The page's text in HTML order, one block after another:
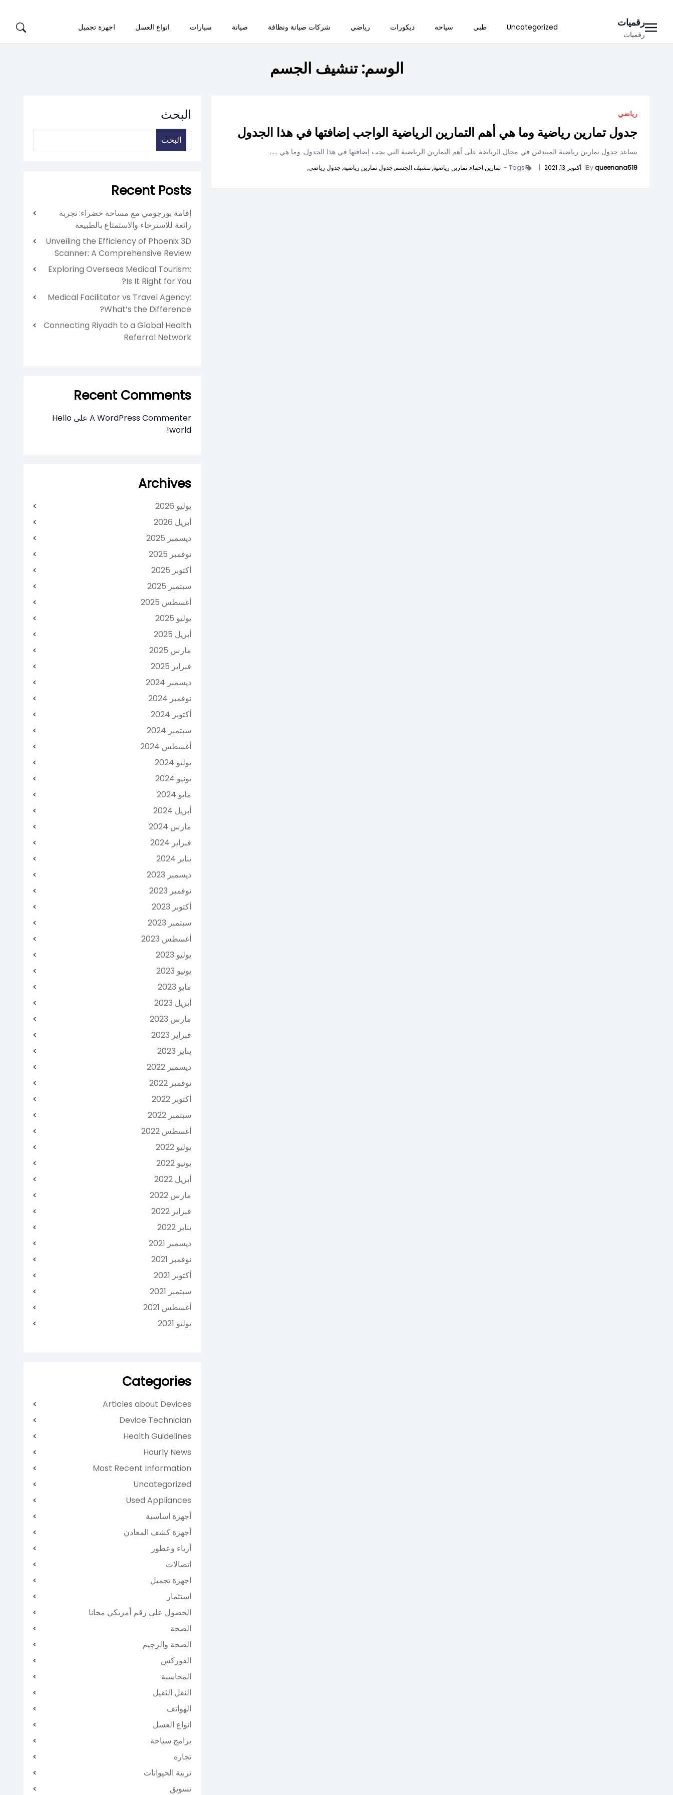
content
رقميات
رقميات
Uncategorized طبي سياحه ديكورات رياضي شركات صيانة ونظافة صيانة سيارات انواع العسل اجهزة تجميل
الوسم:تنشيف الجسم
رياضي
جدول تمارين رياضية وما هي أهم التمارين الرياضية الواجب إضافتها في هذا الجدول
يساعد جدول تمارين رياضية المبتدئين في مجال الرياضة على أهم التمارين الرياضية التي يجب إضافتها في هذا الجدول. وما هي .....
Byqueenana519
| أكتوبر 13, 2021 |
Tags - تمارين احماء,تمارين رياضية,تنشيف الجسم,جدول تمارين رياضية,جدول رياضي,
البحث
البحث
Recent Posts
إقامة بورجومي مع مساحة خضراء: تجربة
رائعة للاسترخاء والاستمتاع بالطبيعة
Unveiling the Efficiency of Phoenix 3D
Scanner: A Comprehensive Review
Exploring Overseas Medical Tourism:
Is It Right for You?
Medical Facilitator vs Travel Agency:
What’s the Difference?
Connecting Riyadh to a Global Health
Referral Network
Recent Comments
A WordPress Commenter على Hello
world!
Archives
يوليو 2026
أبريل 2026
ديسمبر 2025
نوفمبر 2025
أكتوبر 2025
سبتمبر 2025
أغسطس 2025
يوليو 2025
أبريل 2025
مارس 2025
فبراير 2025
ديسمبر 2024
نوفمبر 2024
أكتوبر 2024
سبتمبر 2024
أغسطس 2024
يوليو 2024
يونيو 2024
مايو 2024
أبريل 2024
مارس 2024
فبراير 2024
يناير 2024
ديسمبر 2023
نوفمبر 2023
أكتوبر 2023
سبتمبر 2023
أغسطس 2023
يوليو 2023
يونيو 2023
مايو 2023
أبريل 2023
مارس 2023
فبراير 2023
يناير 2023
ديسمبر 2022
نوفمبر 2022
أكتوبر 2022
سبتمبر 2022
أغسطس 2022
يوليو 2022
يونيو 2022
أبريل 2022
مارس 2022
فبراير 2022
يناير 2022
ديسمبر 2021
نوفمبر 2021
أكتوبر 2021
سبتمبر 2021
أغسطس 2021
يوليو 2021
Categories
Articles about Devices
Device Technician
Health Guidelines
Hourly News
Most Recent Information
Uncategorized
Used Appliances
أجهزة اساسية
أجهزة كشف المعادن
أزياء وعطور
اتصالات
اجهزة تجميل
استثمار
الحصول علي رقم أمريكي مجانا
الصحة
الصحة والرجيم
الفوركس
المحاسبة
النقل الثقيل
الهواتف
انواع العسل
برامج سياحة
تجاره
تربية الحيوانات
تسويق